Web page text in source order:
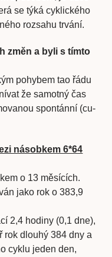
se týká cyklického
rozsahu trvání.
změn a byli s tímto
pohybem tao řádu
že samotný čas
spontánní (cu-
násobkem 6*64
o 13 měsících.
jako rok o 383,9
2,4 hodiny (0,1 dne),
rok dlouhý 384 dny a
cyklu jeden den,